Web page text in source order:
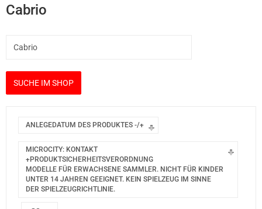
Cabrio
ANLEGEDATUM DES PRODUKTES -/+
MICROCITY: KONTAKT
+PRODUKTSICHERHEITSVERORDNUNG
MODELLE FÜR ERWACHSENE SAMMLER. NICHT FÜR KINDER
UNTER 14 JAHREN GEEIGNET. KEIN SPIELZEUG IM SINNE
DER SPIELZEUGRICHTLINIE.